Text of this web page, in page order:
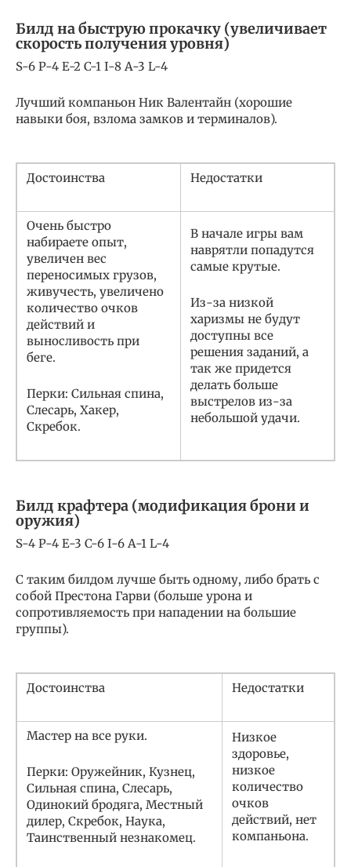
Билд на быструю прокачку (увеличивает
скорость получения уровня)
S-6 P-4 E-2 C-1 I-8 A-3 L-4
Лучший компаньон Ник Валентайн (хорошие
навыки боя, взлома замков и терминалов).
Достоинства Недостатки
Очень быстро
набираете опыт,
увеличен вес
переносимых грузов,
живучесть, увеличено
количество очков
действий и
выносливость при
беге.
Перки: Сильная спина,
Слесарь, Хакер,
Скребок.
В начале игры вам
наврятли попадутся
самые крутые.
Из-за низкой
харизмы не будут
доступны все
решения заданий, а
так же придется
делать больше
выстрелов из-за
небольшой удачи.
Билд крафтера (модификация брони и
оружия)
S-4 P-4 E-3 C-6 I-6 A-1 L-4
С таким билдом лучше быть одному, либо брать с
собой Престона Гарви (больше урона и
сопротивляемость при нападении на большие
группы).
Достоинства Недостатки
Мастер на все руки.
Перки: Оружейник, Кузнец,
Сильная спина, Слесарь,
Одинокий бродяга, Местный
дилер, Скребок, Наука,
Таинственный незнакомец.
Низкое
здоровье,
низкое
количество
очков
действий, нет
компаньона.